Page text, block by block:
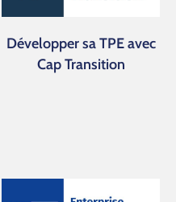
Développer sa TPE avec
Cap Transition